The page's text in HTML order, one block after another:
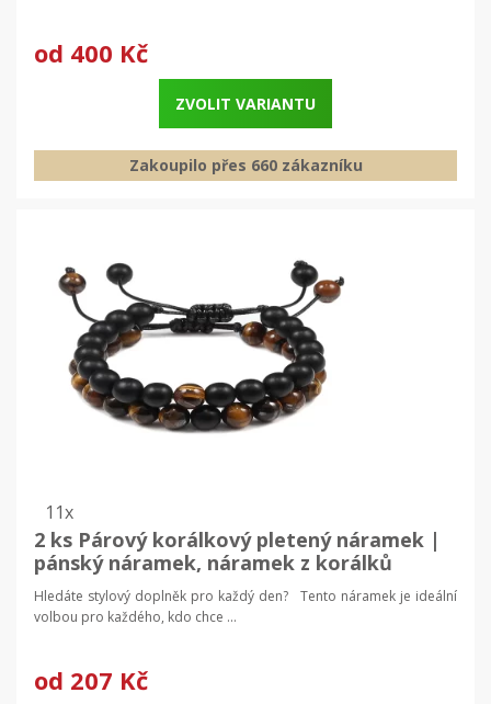
od 400 Kč
ZVOLIT VARIANTU
Zakoupilo přes 660 zákazníku
11x
2 ks Párový korálkový pletený náramek |
pánský náramek, náramek z korálků
Hledáte stylový doplněk pro každý den? Tento náramek je ideální
volbou pro každého, kdo chce ...
od 207 Kč